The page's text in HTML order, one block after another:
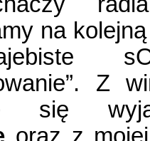
na
Z
się
oraz z